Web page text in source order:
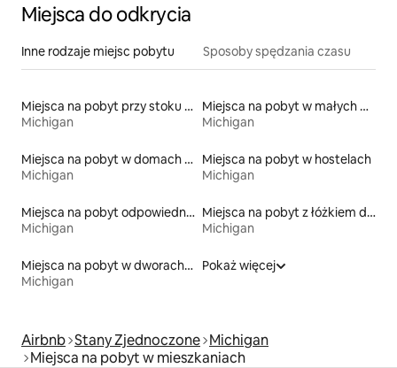
Miejsca do odkrycia
Inne rodzaje miejsc pobytu Sposoby spędzania czasu
Miejsca na pobyt przy stoku narciarskim
Michigan
Miejsca na pobyt w małych domkach
Michigan
Miejsca na pobyt w domach kopułowych
Michigan
Miejsca na pobyt w hostelach
Michigan
Miejsca na pobyt odpowiednie dla rodzin
Michigan
Miejsca na pobyt z łóżkiem dla osoby z niepełnosprawnością
Michigan
Miejsca na pobyt w dworach i rezydencjach
Michigan
Pokaż więcej
Airbnb Stany Zjednoczone Michigan
Miejsca na pobyt w mieszkaniach